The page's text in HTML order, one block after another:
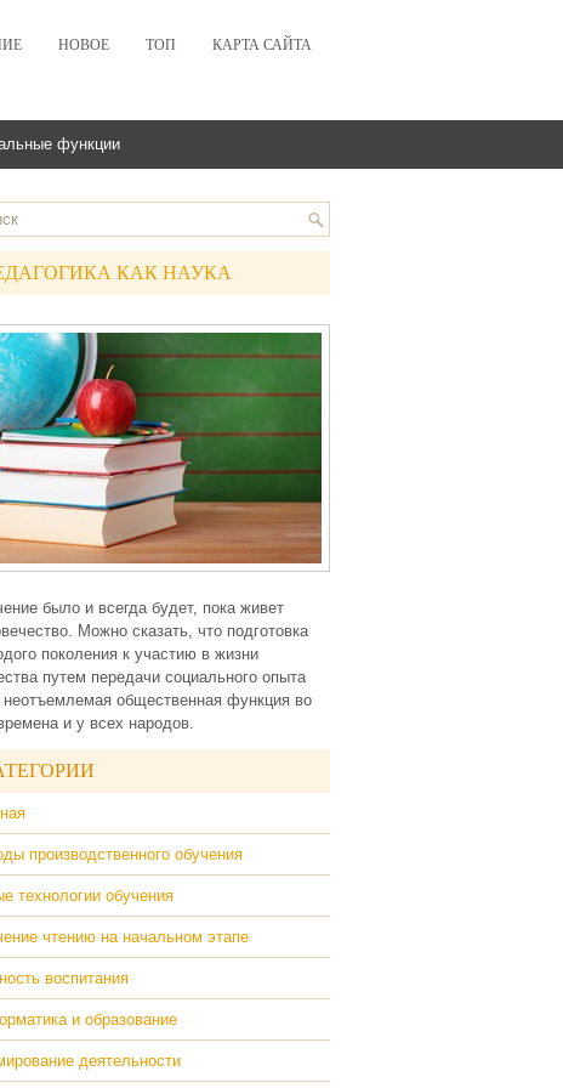
НОВОЕ ТОП КАРТА САЙТА
функции
КАК НАУКА
было и всегда будет, пока живет
Можно сказать, что подготовка
поколения к участию в жизни
путем передачи социального опыта
неотъемлемая общественная функция во
и у всех народов.
производственного обучения
технологии обучения
чтению на начальном этапе
воспитания
и образование
деятельности